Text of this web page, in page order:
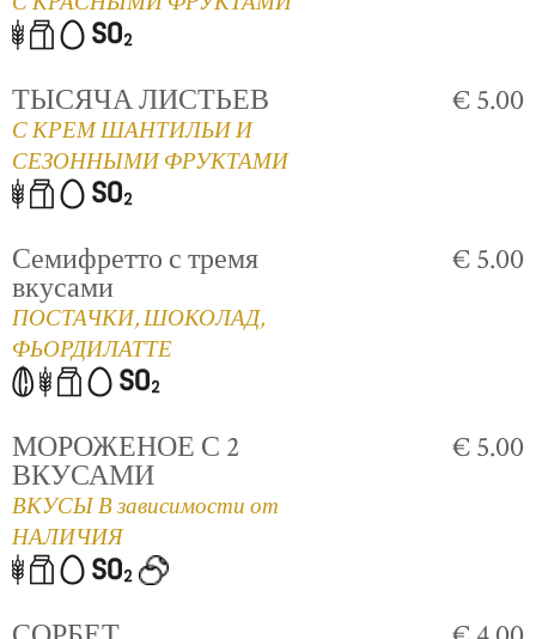
ТЫСЯЧА ЛИСТЬЕВ
С КРЕМ ШАНТИЛЬИ И
СЕЗОННЫМИ ФРУКТАМИ
€ 5.00
Семифретто с тремя
вкусами
ПОСТАЧКИ, ШОКОЛАД,
ФЬОРДИЛАТТЕ
€ 5.00
МОРОЖЕНОЕ С 2
ВКУСАМИ
ВКУСЫ В зависимости от
НАЛИЧИЯ
€ 5.00